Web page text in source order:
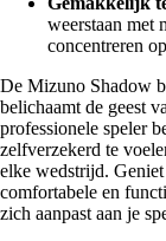
weerstaan met
concentreren
De Mizuno Shadow
belichaamt de geest
professionele speler
zelfverzekerd te
elke wedstrijd.
comfortabele en
zich aanpast aan je